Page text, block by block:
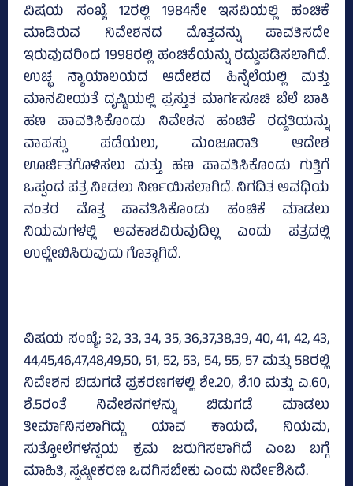
ವಿಷಯ ಸಂಖ್ಯೆ 12ರಲ್ಲಿ 1984ನೇ ಇಸವಿಯಲ್ಲಿ ಹಂಚಿಕೆ
ಮಾಡಿರುವ ನಿವೇಶನದ ಮೊತ್ತವನ್ನು ಪಾವತಿಸದೇ
ಇರುವುದರಿಂದ 1998ರಲ್ಲಿ ಹಂಚಿಕೆಯನ್ನು ರದ್ದುಪಡಿಸಲಾಗಿದೆ.
ಉಚ್ಛ ನ್ಯಾಯಾಲಯದ ಆದೇಶದ ಹಿನ್ನೆಲೆಯಲ್ಲಿ ಮತ್ತು
ಮಾನವೀಯತೆ ದೃಷ್ಟಿಯಲ್ಲಿ ಪ್ರಸ್ತುತ ಮಾರ್ಗಸೂಚಿ ಬೆಲೆ ಬಾಕಿ
ಹಣ ಪಾವತಿಸಿಕೊಂಡು ನಿವೇಶನ ಹಂಚಿಕೆ ರದ್ದತಿಯನ್ನು
ವಾಪಸ್ಸು ಪಡೆಯಲು, ಮಂಜೂರಾತಿ ಆದೇಶ
ಊರ್ಜಿತಗೊಳಿಸಲು ಮತ್ತು ಹಣ ಪಾವತಿಸಿಕೊಂಡು ಗುತ್ತಿಗೆ
ಒಪ್ಪಂದ ಪತ್ರ ನೀಡಲು ನಿರ್ಣಯಿಸಲಾಗಿದೆ. ನಿಗದಿತ ಅವಧಿಯ
ನಂತರ ಮೊತ್ತ ಪಾವತಿಸಿಕೊಂಡು ಹಂಚಿಕೆ ಮಾಡಲು
ನಿಯಮಗಳಲ್ಲಿ ಅವಕಾಶವಿರುವುದಿಲ್ಲ ಎಂದು ಪತ್ರದಲ್ಲಿ
ಉಲ್ಲೇಖಿಸಿರುವುದು ಗೊತ್ತಾಗಿದೆ.
ವಿಷಯ ಸಂಖ್ಯೆ; 32, 33, 34, 35, 36,37,38,39, 40, 41, 42, 43,
44,45,46,47,48,49,50, 51, 52, 53, 54, 55, 57 ಮತ್ತು 58ರಲ್ಲಿ
ನಿವೇಶನ ಬಿಡುಗಡೆ ಪ್ರಕರಣಗಳಲ್ಲಿ ಶೇ.20, ಶೆ.10 ಮತ್ತು ಎ.60,
ಶೆ.5ರಂತೆ ನಿವೇಶನಗಳನ್ನು ಬಿಡುಗಡೆ ಮಾಡಲು
ತೀಮಾfನಿಸಲಾಗಿದ್ದು ಯಾವ ಕಾಯದೆ, ನಿಯಮ,
ಸುತ್ತೋಲೆಗಳನ್ವಯ ಕ್ರಮ ಜರುಗಿಸಲಾಗಿದೆ ಎಂಬ ಬಗ್ಗೆ
ಮಾಹಿತಿ, ಸ್ಪಷ್ಟೀಕರಣ ಒದಗಿಸಬೇಕು ಎಂದು ನಿರ್ದೇಶಿಸಿದೆ.